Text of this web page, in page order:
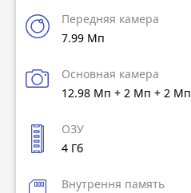
Передняя камера
7.99 Мп
Основная камера
12.98 Мп + 2 Мп + 2 Мп
ОЗУ
4 Гб
Внутрення память